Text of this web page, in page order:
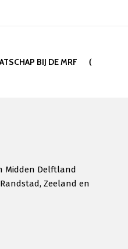
BIJ DE MRF
Midden Delftland
Zeeland en